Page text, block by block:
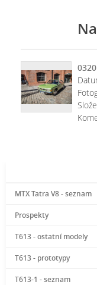
MTX Tatra V8 - seznam
Prospekty
T613 - ostatní modely
T613 - prototypy
T613-1 - seznam